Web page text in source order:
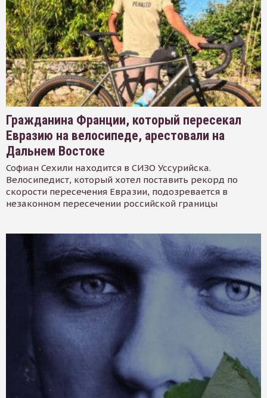
Гражданина Франции, который пересекал
Евразию на велосипеде, арестовали на
Дальнем Востоке
Софиан Сехили находится в СИЗО Уссурийска.
Велосипедист, который хотел поставить рекорд по
скорости пересечения Евразии, подозревается в
незаконном пересечении российской границы